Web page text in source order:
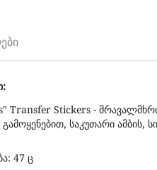
Transfer Stickers -
საკუთარი ამბის,
47 ც